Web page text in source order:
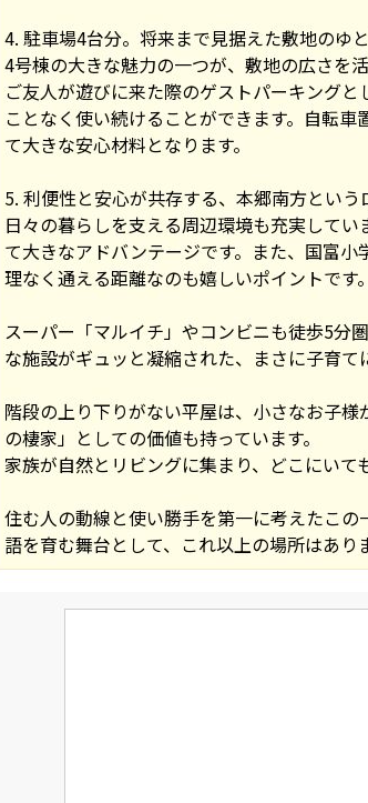
4. 駐車場4台分。将来まで見据えた敷地のゆ
4号棟の大きな魅力の一つが、敷地の広さを
ご友人が遊びに来た際のゲストパーキング
ことなく使い続けることができます。自転
て大きな安心材料となります。
5. 利便性と安心が共存する、本郷南方という
日々の暮らしを支える周辺環境も充実して
て大きなアドバンテージです。また、国富
理なく通える距離なのも嬉しいポイントです。
スーパー「マルイチ」やコンビニも徒歩5分
な施設がギュッと凝縮された、まさに子育て
階段の上り下りがない平屋は、小さなお子
の棲家」としての価値も持っています。
家族が自然とリビングに集まり、どこにいて
住む人の動線と使い勝手を第一に考えたこ
語を育む舞台として、これ以上の場所はあり